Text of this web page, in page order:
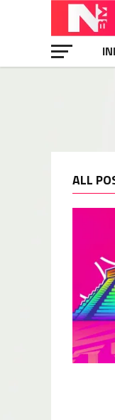
ALL